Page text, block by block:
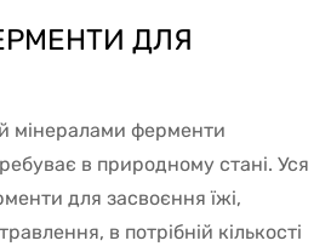
ДЛЯ
мінералами ферменти
в природному стані. Уся
для засвоєння їжі,
в потрібній кількості